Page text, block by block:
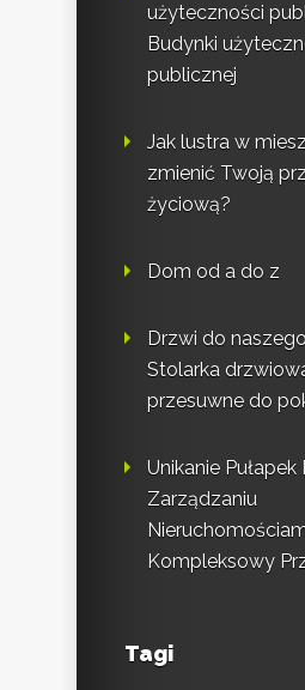
użyteczności
Budynki
publicznej
Jak lustra w
zmienić Twoją
życiową?
Dom od a do z
Drzwi do
Stolarka
przesuwne do
Unikanie
Zarządzaniu
Kompleksowy
Tagi